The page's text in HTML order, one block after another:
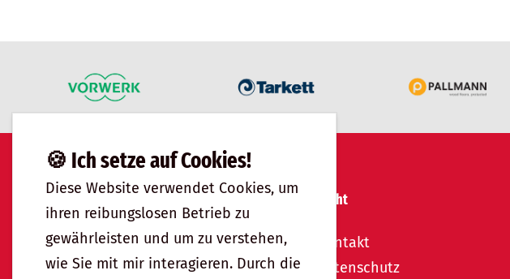
Bodenbeläge
Parkett & Dielung
Kork
Recht
Kontakt
Datenschutz
🍪 Ich setze auf Cookies!
Diese Website verwendet Cookies, um
ihren reibungslosen Betrieb zu
gewährleisten und um zu verstehen,
wie Sie mit mir interagieren. Durch die